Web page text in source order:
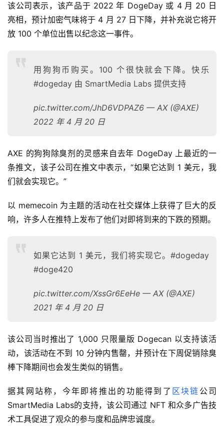
该公司表示，该产品于 2022 年 DogeDay 或 4 月 20 日
亮相，预计加密气味将于 4 月 27 日下降，并补充说它将开
放 100 个单位出售以纪念这一事件。
用狗狗币购买。100 个很快就会下降。快乐
#dogeday 由 SmartMedia Labs 提供支持
pic.twitter.com/JhD6VDPAZ6 — AX (@AXE)
2022 年 4 月 20 日
AXE 的狗狗除臭剂的灵感来自去年 DogeDay 上最近的一
条推文，该子公司在推文中表示，“如果它达到 1 美元，我
们就会实现它。”
以 memecoin 为主题的活动在社交媒体上获得了巨大的反
响，许多人在推特上发布了他们对即将到来的下跌的预期。
如果它达到 1 美元，我们将实现它。#dogeday
#doge420
pic.twitter.com/XssGr6EeHe — AX (@AXE)
2021 年 4 月 20 日
该公司当时推出了 1,000 只限量版 Dogecan 以支持该活
动，该活动在不到 10 分钟内售罄，并预计在下周促销除臭
棒下降期间也会发生类似的销售。
据其网站称，今年即将推出的功能得到了 区块链 公司
SmartMedia Labs的支持，该公司通过 NFT 和众多广告技
术工具促进了观众的参与度和品牌忠诚度。